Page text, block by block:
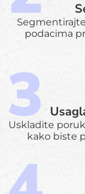
podacima
Uskladite
kako biste